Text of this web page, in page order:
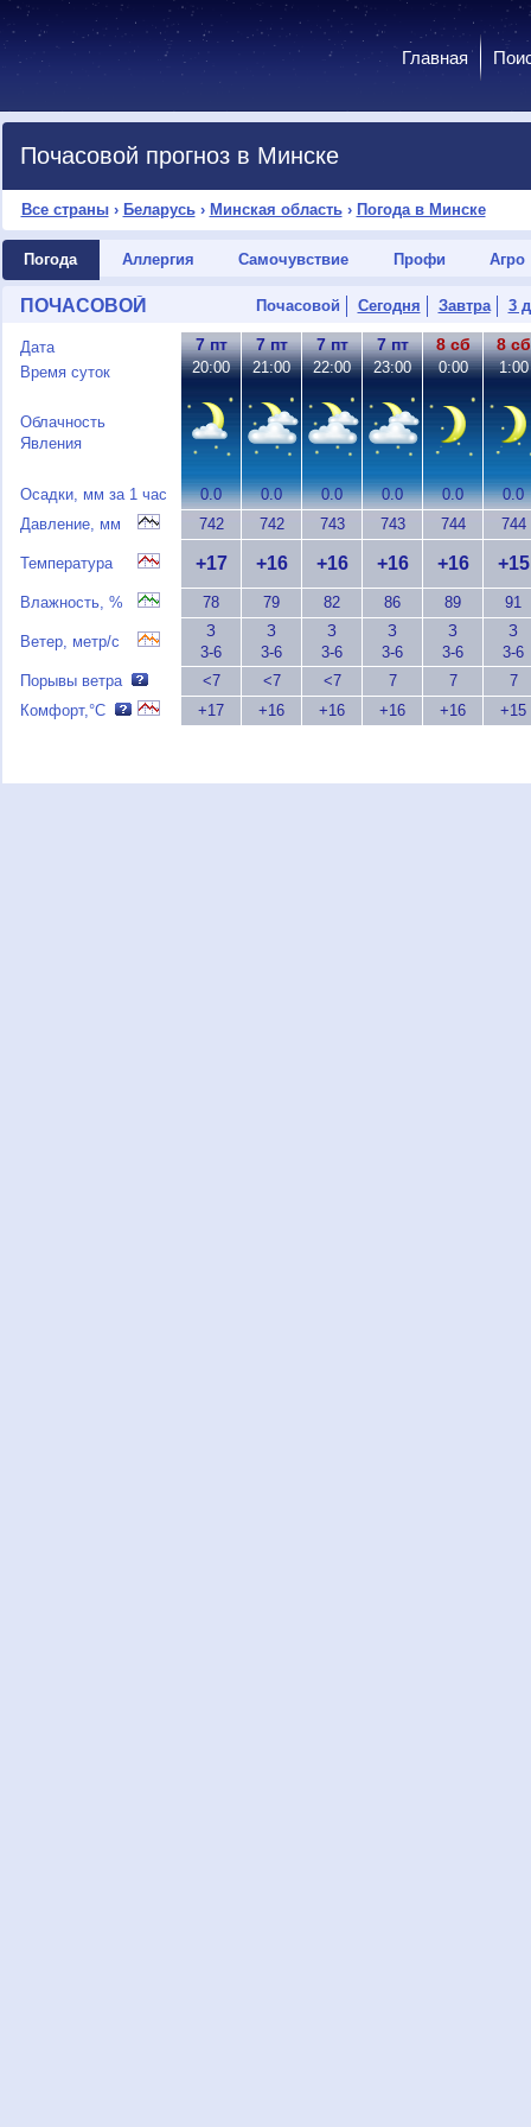
Главная
Почасовой прогноз в Минске
Все страны› Беларусь› Минская область› Погода в Минске
Погода Аллергия Самочувствие Профи Агро
ПОЧАСОВОЙ Почасовой Сегодня Завтра 3
Дата
Время суток
Облачность
Явления
Осадки, мм за 1 час
Давление, мм
Температура
Влажность, %
Ветер, метр/с
Порывы ветра
Комфорт,°C
7 пт
20:00
0.0
742
+17
78
З
3-6
<7
+17
7 пт
21:00
0.0
742
+16
79
З
3-6
<7
+16
7 пт
22:00
0.0
743
+16
82
З
3-6
<7
+16
7 пт
23:00
0.0
743
+16
86
З
3-6
7
+16
8 сб
0:00
0.0
744
+16
89
З
3-6
7
+16
8 сб
1:00
0.0
744
+15
91
З
3-6
7
+15